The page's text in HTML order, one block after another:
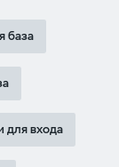
база
для входа